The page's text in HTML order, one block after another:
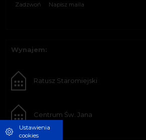
Zadzwoń Napisz maila
Wynajem:
Ratusz Staromiejski
Centrum Św. Jana
Ustawienia
cookies